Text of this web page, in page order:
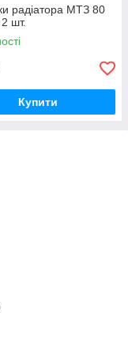
радіатора МТЗ 80
2 шт.
Купити